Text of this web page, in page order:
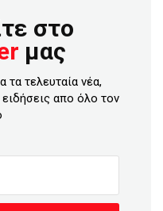
στο
μας
τα τελευταία νέα,
απο όλο τον